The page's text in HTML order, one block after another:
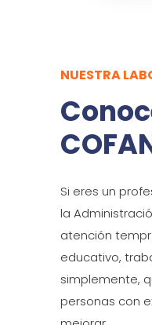
NUESTRA
Si eres un
la
atención
educativo,
simplemente,
personas con